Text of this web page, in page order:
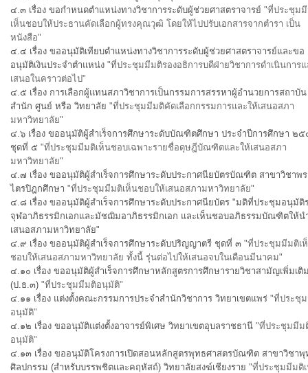
๔.๓ เรื่อง ขอกำหนดตำแหน่งทางวิชาการระดับผู้ช่วยศาสตราจารย์ "ที่ประชุม
เห็นชอบให้ประธานคัดเลือกผู้ทรงคุณวุฒิ โดยให้ไปปรับเอกสารจากตำรา เป็น
หนังสือ"
๔.๔ เรื่อง ขออนุมัติเทียบตำแหน่งทางวิชาการระดับผู้ช่วยศาสตราจารย์และขอ
อนุมัติเงินประจำตำแหน่ง "ที่ประชุมมีมติรองอธิการบดีฝ่ายวิชาการดำเนินการแ
เสนอในคราวต่อไป"
๔.๕ เรื่อง การเลือกผู้แทนสภาวิชาการเป็นกรรมการสรรหาผู้อำนวยการสถาบัน
สำนัก ศูนย์ หรือ วิทยาลัย "ที่ประชุมมีมติคัดเลือกกรรมการและให้เสนอสภา
มหาวิทยาลัย"
๔.๖ เรื่อง ขออนุมัติผู้สำเร็จการศึกษาระดับบัณฑิตศึกษา ประจำปีการศึกษา ๒
ชุดที่ ๕ "ที่ประชุมมีมติเห็นชอบเฉพาะรายชื่อดุษฎีบัณฑิตและให้เสนอสภา
มหาวิทยาลัย"
๔.๗ เรื่อง ขออนุมัติผู้สำเร็จการศึกษาระดับประกาศนียบัตรบัณฑิต สาขาวิชาพ
ไตรปิฎกศึกษา "ที่ประชุมมีมติเห็นชอบให้เสนอสภามหาวิทยาลัย"
๔.๘ เรื่อง ขออนุมัติผู้สำเร็จการศึกษาระดับประกาศนียบัตร "มติที่ประชุมอนุมัติ
จุฬอาภิธรรมิกเอกและมัชฌิมอาภิธรรมิกเอก และเห็นชอบอภิธรรมบัณฑิตให้น
เสนอสภามหาวิทยาลัย"
๔.๙ เรื่อง ขออนุมัติผู้สำเร็จการศึกษาระดับปริญญาตรี ชุดที่ ๓ "ที่ประชุมมีมติเ
ชอบให้เสนอสภามหาวิทยาลัย ทั้งนี้ รุ่นต่อไปให้เสนอจบในเดือนมีนาคม"
๔.๑๐ เรื่อง ขออนุมัติผู้สำเร็จการศึกษาหลักสูตรการศึกษารายวิชาสามัญเพิ่มเติ
(ป.ธ.๓) "ที่ประชุมมีมติอนุมัติ"
๔.๑๑ เรื่อง แต่งตั้งคณะกรรมการประจำสำนักวิชาการ วิทยาเขตแพร่ "ที่ประชุ
อนุมัติ"
๔.๑๒ เรื่อง ขออนุมัติแต่งตั้งอาจารย์พิเศษ วิทยาเขตอุบลราชธานี "ที่ประชุมมีม
อนุมัติ"
๔.๑๓ เรื่อง ขออนุมัติโครงการเปิดสอนหลักสูตรพุทธศาสตรบัณฑิต สาขาวิชาพุ
ศิลปกรรม (สำหรับบรรพชิตและคฤหัสถ์) วิทยาลัยสงฆ์เชียงราย "ที่ประชุมมีมติ